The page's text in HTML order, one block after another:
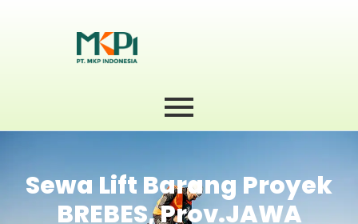
Sewa Lift Barang Proyek
BREBES, Prov.JAWA